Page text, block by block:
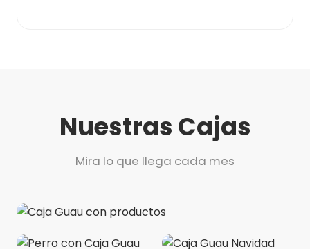
Nuestras Cajas
Mira lo que llega cada mes